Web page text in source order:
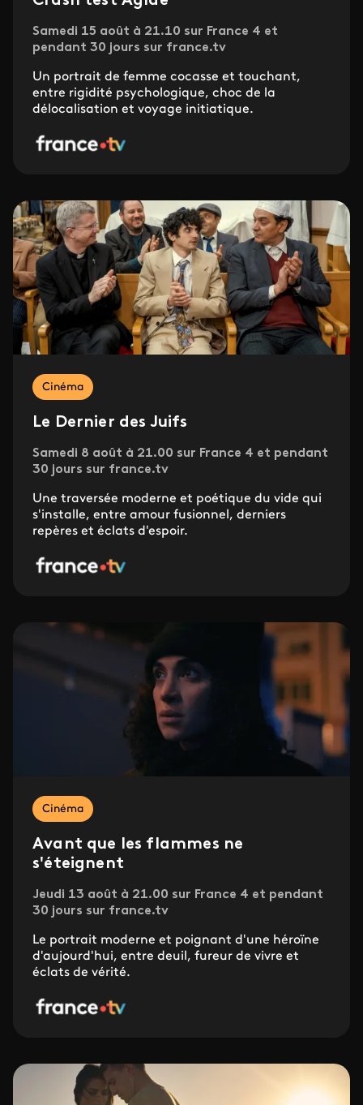
Samedi 15 août à 21.10 sur France 4 et
pendant 30 jours sur france.tv
Un portrait de femme cocasse et touchant,
entre rigidité psychologique, choc de la
délocalisation et voyage initiatique.
Cinéma
Le Dernier des Juifs
Samedi 8 août à 21.00 sur France 4 et pendant
30 jours sur france.tv
Une traversée moderne et poétique du vide qui
s'installe, entre amour fusionnel, derniers
repères et éclats d'espoir.
Cinéma
Avant que les flammes ne
s'éteignent
Jeudi 13 août à 21.00 sur France 4 et pendant
30 jours sur france.tv
Le portrait moderne et poignant d'une héroïne
d'aujourd'hui, entre deuil, fureur de vivre et
éclats de vérité.